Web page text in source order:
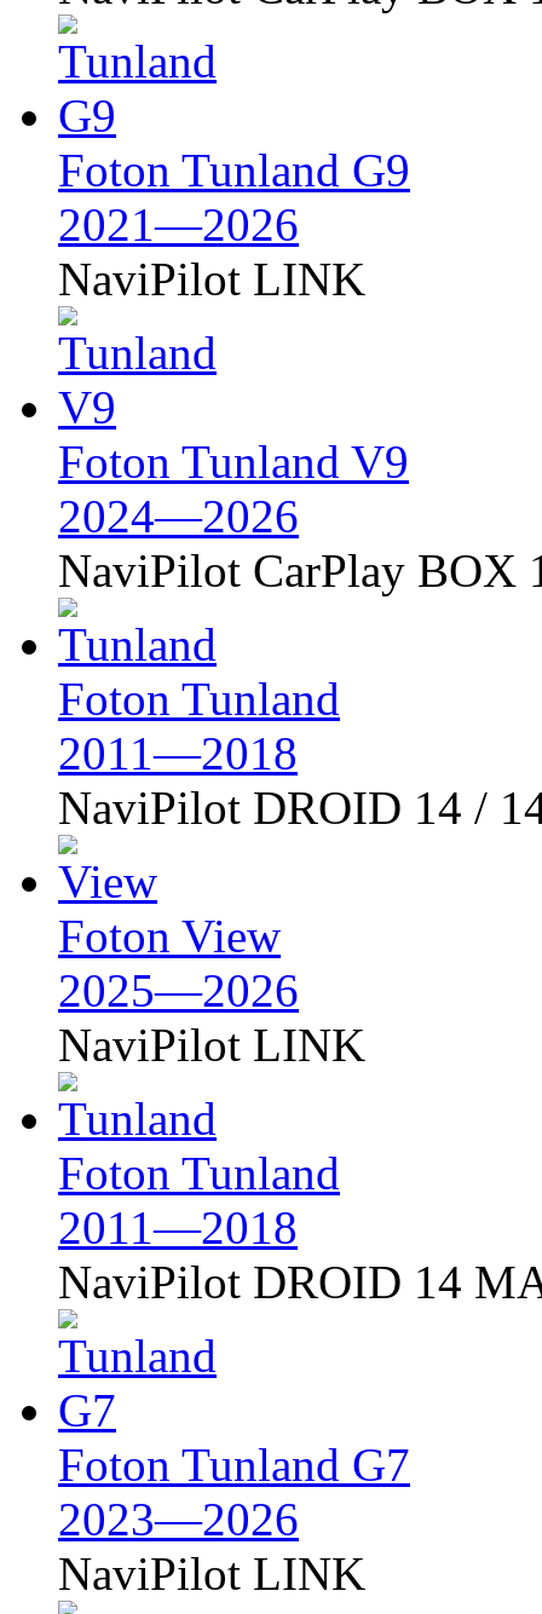
Foton Tunland G9
2021—2026
NaviPilot LINK
Foton Tunland V9
2024—2026
NaviPilot CarPlay BOX
Foton Tunland
2011—2018
NaviPilot DROID 14 /
Foton View
2025—2026
NaviPilot LINK
Foton Tunland
2011—2018
NaviPilot DROID 14
Foton Tunland G7
2023—2026
NaviPilot LINK